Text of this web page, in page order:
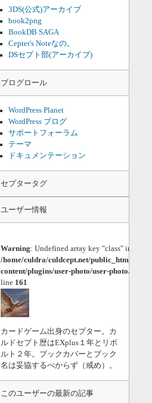
3DS(公式)アーカイブ
book2png
BookDB SAGA
Cepter's Noteなの。
DSセプト部(アーカイブ)
ブログロール
WordPress Planet
WordPress ブログ
サポートフォーラム
テーマ
ドキュメンテーション
セプタータグ
ユーザー情報
Warning: Undefined array key "class" in
/home/culdra/culdcept.net/public_html/blog/
content/plugins/user-photo/user-photo.php
line 161
カードゲーム出身のセプター。カ
ルドセプト歴はEXplus１年とリボ
ルト２年。ブックカバーとブック
名は妥協するべからず（戒め）。
このユーザーの最新の記事